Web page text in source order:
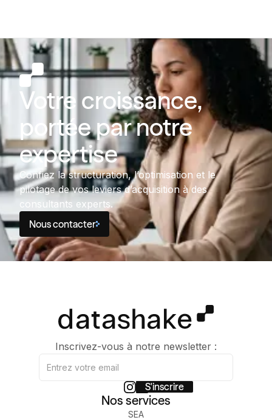
Votre croissance,
portée par notre
expertise
Confiez la structuration, l’optimisation et le
pilotage de vos leviers d’acquisition à des
consultants experts.
Nous contacter
Inscrivez-vous à notre newsletter :
Nos services
SEA